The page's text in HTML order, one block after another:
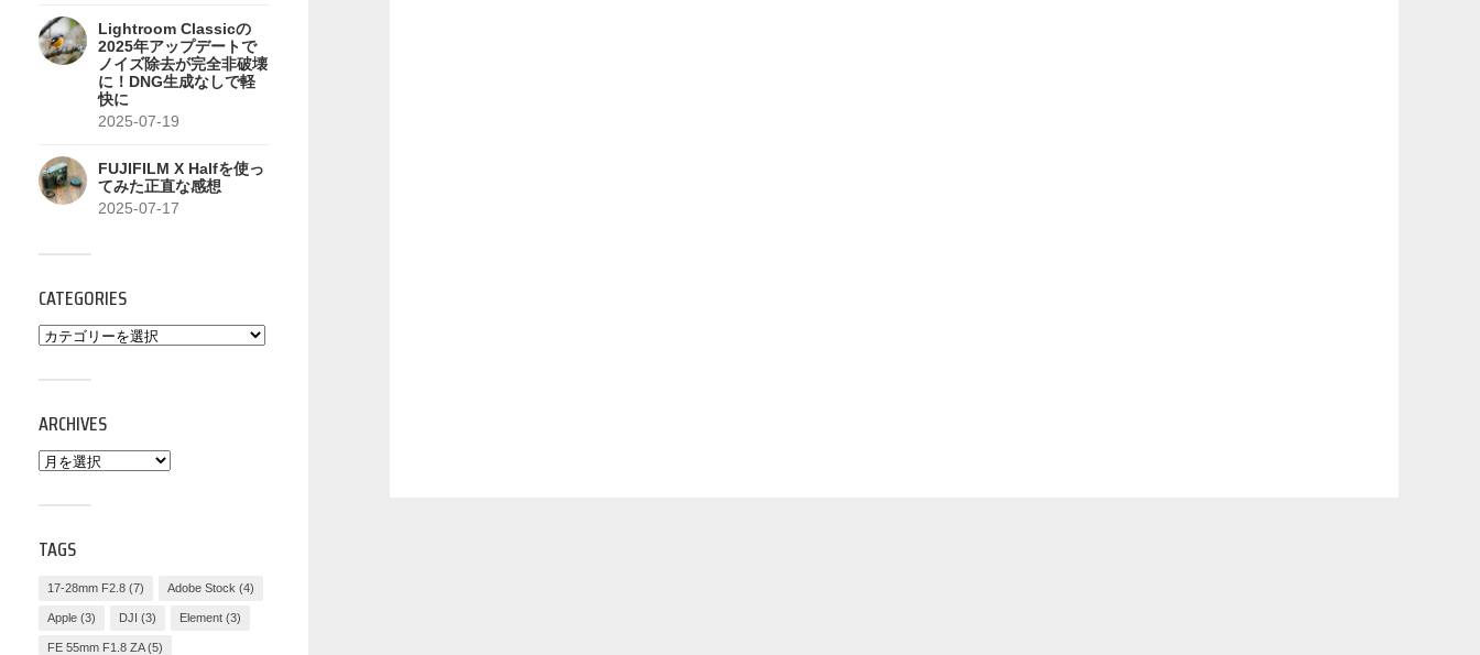
Lightroom Classicの
2025年アップデートで
ノイズ除去が完全非破壊
に！DNG生成なしで軽
快に
2025-07-19
FUJIFILM X Halfを使っ
てみた正直な感想
2025-07-17
CATEGORIES
ARCHIVES
TAGS
17-28mm F2.8 (7) Adobe Stock (4)
Apple (3) DJI (3) Element (3)
FE 55mm F1.8 ZA(5)